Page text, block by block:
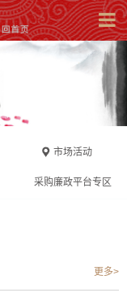
市场活动
采购廉政平台专区
更多>